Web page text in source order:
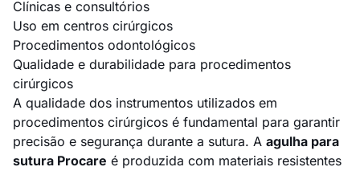
Clínicas e consultórios
Uso em centros cirúrgicos
Procedimentos odontológicos
Qualidade e durabilidade para procedimentos
cirúrgicos
A qualidade dos instrumentos utilizados em
procedimentos cirúrgicos é fundamental para garantir
precisão e segurança durante a sutura. A agulha para
sutura Procare é produzida com materiais resistentes